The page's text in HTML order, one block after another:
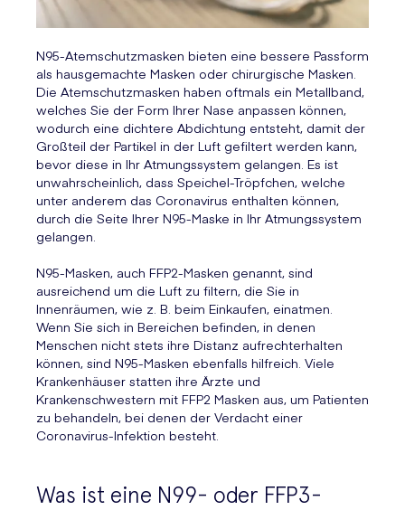
N95-Atemschutzmasken bieten eine bessere Passform
als hausgemachte Masken oder chirurgische Masken.
Die Atemschutzmasken haben oftmals ein Metallband,
welches Sie der Form Ihrer Nase anpassen können,
wodurch eine dichtere Abdichtung entsteht, damit der
Großteil der Partikel in der Luft gefiltert werden kann,
bevor diese in Ihr Atmungssystem gelangen. Es ist
unwahrscheinlich, dass Speichel-Tröpfchen, welche
unter anderem das Coronavirus enthalten können,
durch die Seite Ihrer N95-Maske in Ihr Atmungssystem
gelangen.
N95-Masken, auch FFP2-Masken genannt, sind
ausreichend um die Luft zu filtern, die Sie in
Innenräumen, wie z. B. beim Einkaufen, einatmen.
Wenn Sie sich in Bereichen befinden, in denen
Menschen nicht stets ihre Distanz aufrechterhalten
können, sind N95-Masken ebenfalls hilfreich. Viele
Krankenhäuser statten ihre Ärzte und
Krankenschwestern mit FFP2 Masken aus, um Patienten
zu behandeln, bei denen der Verdacht einer
Coronavirus-Infektion besteht.
Was ist eine N99- oder FFP3-